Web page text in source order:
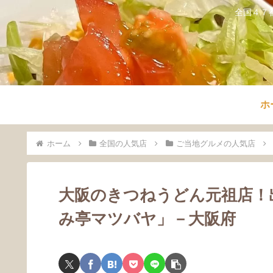
全国４７
ホ
ホーム 全国の人気店 ご当地グルメの人気店
大阪のきつねうどん元祖店
み亭マツバヤ」－大阪府